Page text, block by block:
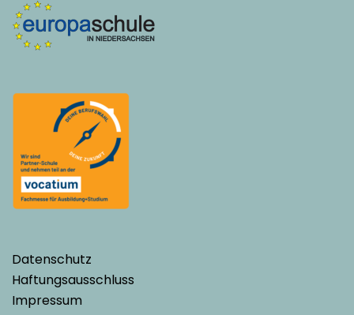
Datenschutz
Haftungsausschluss
Impressum